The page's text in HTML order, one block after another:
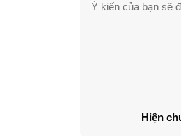
Ý kiến của bạn sẽ
Hiện